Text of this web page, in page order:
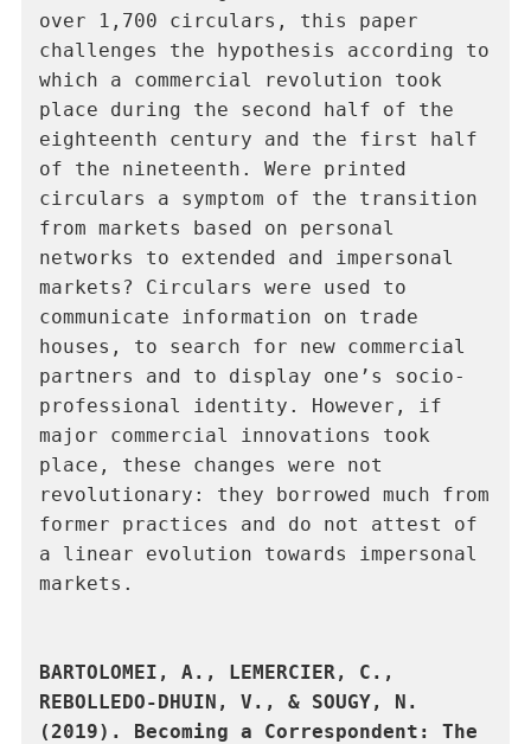
over 1,700 circulars, this paper
challenges the hypothesis according to
which a commercial revolution took
place during the second half of the
eighteenth century and the first half
of the nineteenth. Were printed
circulars a symptom of the transition
from markets based on personal
networks to extended and impersonal
markets? Circulars were used to
communicate information on trade
houses, to search for new commercial
partners and to display one’s socio-
professional identity. However, if
major commercial innovations took
place, these changes were not
revolutionary: they borrowed much from
former practices and do not attest of
a linear evolution towards impersonal
markets.
BARTOLOMEI, A., LEMERCIER, C.,
REBOLLEDO-DHUIN, V., & SOUGY, N.
(2019). Becoming a Correspondent: The